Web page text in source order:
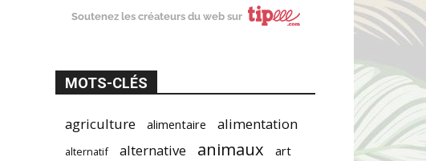
Soutenez les créateurs du web sur
MOTS-CLÉS
agriculture alimentaire alimentation
alternatif alternative animaux art